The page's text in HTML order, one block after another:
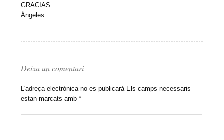
GRACIAS
Ángeles
Deixa un comentari
L'adreça electrònica no es publicaràEls camps necessaris
estan marcats amb*